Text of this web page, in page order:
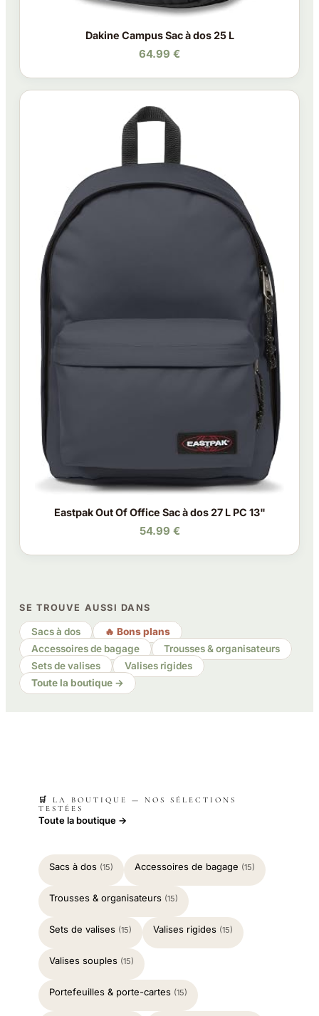
Dakine Campus Sac à dos 25 L
64.99 €
Eastpak Out Of Office Sac à dos 27 L PC 13"
54.99 €
SE TROUVE AUSSI DANS
Sacs à dos
🔥 Bons plans
Accessoires de bagage
Trousses & organisateurs
Sets de valises
Valises rigides
Toute la boutique →
🛒 LA BOUTIQUE — NOS SÉLECTIONS
TESTÉES
Toute la boutique →
Sacs à dos (15) Accessoires de bagage (15)
Trousses & organisateurs (15)
Sets de valises (15) Valises rigides (15)
Valises souples (15)
Portefeuilles & porte-cartes (15)